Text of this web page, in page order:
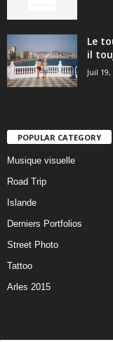
Le
il
Juil
POPULAR CATEGORY
Musique visuelle
Road Trip
Islande
Derniers Portfolios
Street Photo
Tattoo
Arles 2015